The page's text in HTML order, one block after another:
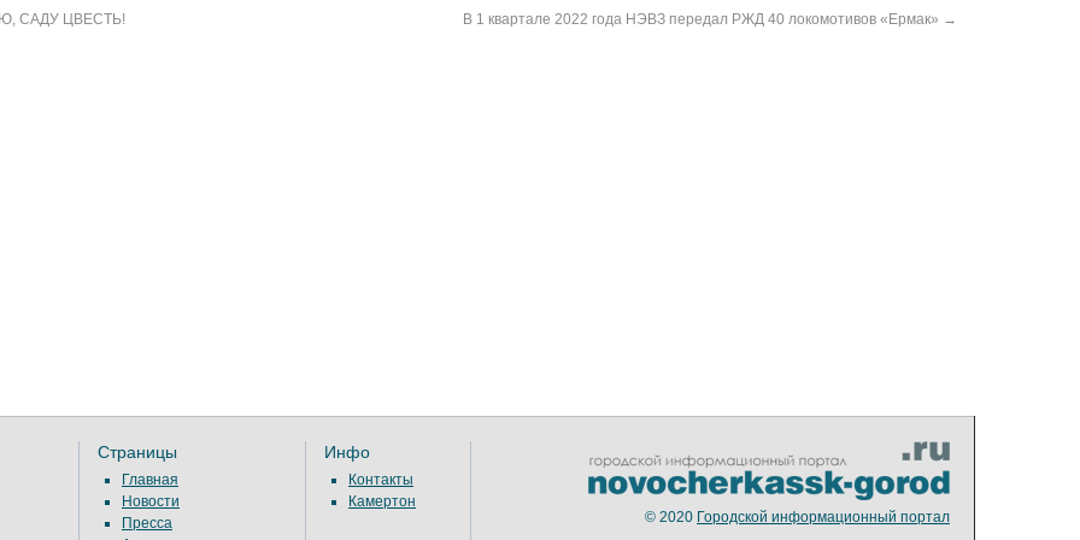
САДУ ЦВЕСТЬ! В 1 квартале 2022 года НЭВЗ передал РЖД 40 локомотивов «Ермак» →
Страницы
Главная
Новости
Пресса
Инфо
Контакты
Камертон
© 2020 Городской информационный портал